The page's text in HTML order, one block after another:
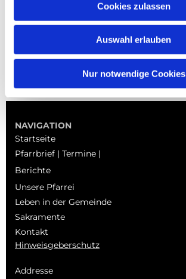
Cookies zulassen
Auswahl erlauben
Nur notwendige Cookies
NAVIGATION
Startseite
Pfarrbrief | Termine |
Berichte
Unsere Pfarrei
Leben in der Gemeinde
Sakramente
Kontakt
Hinweisgeberschutz
Addresse